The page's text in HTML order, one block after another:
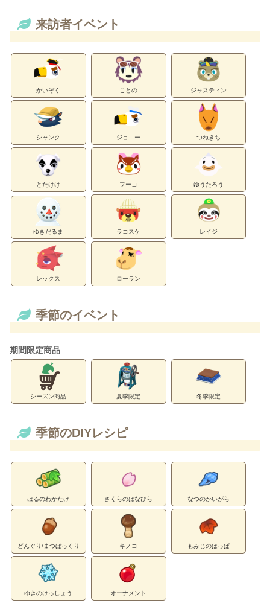
来訪者イベント
かいぞく ことの ジャスティン
シャンク ジョニー つねきち
とたけけ フーコ ゆうたろう
ゆきだるま ラコスケ レイジ
レックス ローラン
季節のイベント
期間限定商品
シーズン商品 夏季限定 冬季限定
季節のDIYレシピ
はるのわかたけ さくらのはなびら なつのかいがら
どんぐり/まつぼっくり キノコ もみじのはっぱ
ゆきのけっしょう オーナメント